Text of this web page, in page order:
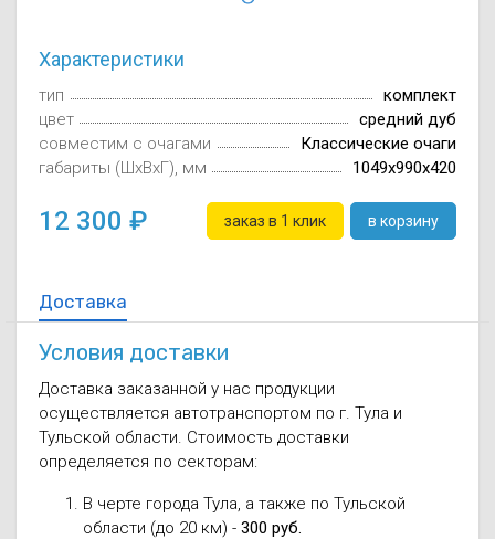
Характеристики
тип
комплект
цвет
средний дуб
совместим с очагами
Классические очаги
габариты (ШxВxГ), мм
1049x990x420
12 300 заказ в 1 клик в корзину
Доставка
Условия доставки
Доставка заказанной у нас продукции
осуществляется автотранспортом по г. Тула и
Тульской области. Стоимость доставки
определяется по секторам:
В черте города Тула, а также по Тульской
области (до 20 км) - 300 руб.